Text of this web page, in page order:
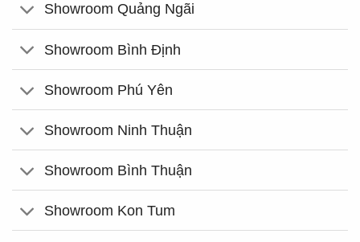
Showroom Quảng Ngãi
Showroom Bình Định
Showroom Phú Yên
Showroom Ninh Thuận
Showroom Bình Thuận
Showroom Kon Tum